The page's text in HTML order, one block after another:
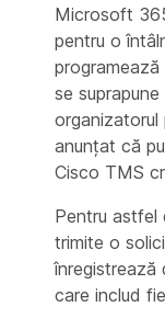
Microsoft
pentru o
se
organizatorul
anunțat că
Cisco TMS
Pentru astfel
trimite o
înregistrează
care includ